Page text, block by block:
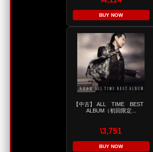
BUY NOW
【中古】 ALL TIME BEST
ALBUM（初回限定...
\3,751
BUY NOW